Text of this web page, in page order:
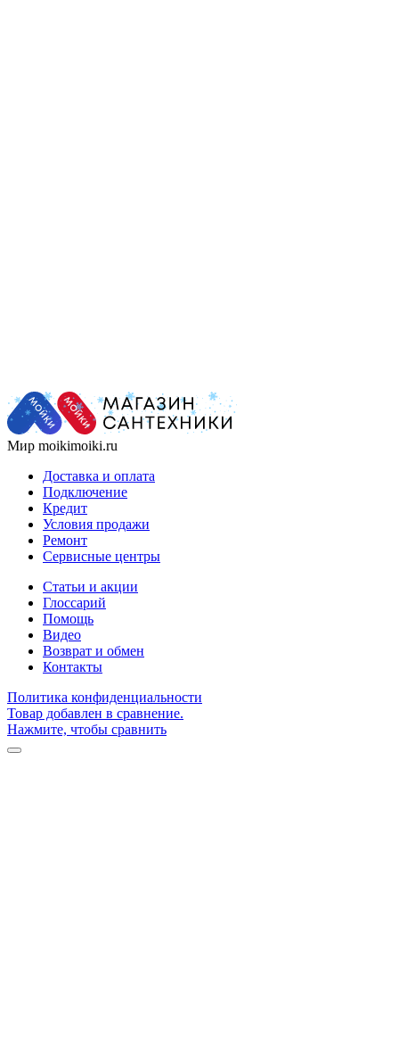
Мир moikimoiki.ru
Доставка и оплата
Подключение
Кредит
Условия продажи
Ремонт
Сервисные центры
Статьи и акции
Глоссарий
Помощь
Видео
Возврат и обмен
Контакты
Политика конфиденциальности
Товар добавлен в сравнение.
Нажмите, чтобы сравнить